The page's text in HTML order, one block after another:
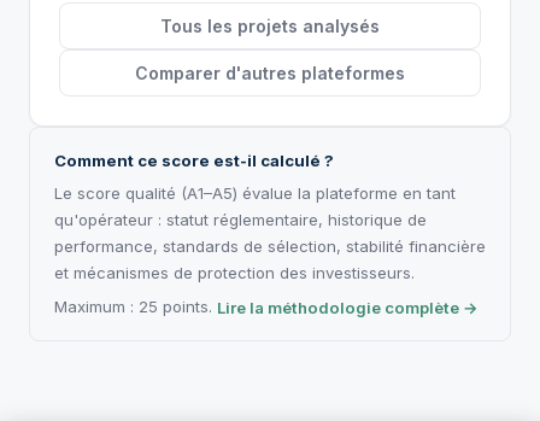
Tous les projets analysés
Comparer d'autres plateformes
Comment ce score est-il calculé ?
Le score qualité (A1–A5) évalue la plateforme en tant
qu'opérateur : statut réglementaire, historique de
performance, standards de sélection, stabilité financière
et mécanismes de protection des investisseurs.
Maximum : 25 points. Lire la méthodologie complète →